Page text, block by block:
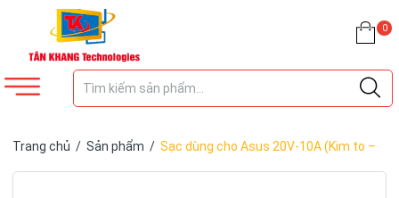
0
Trang chủ / Sản phẩm / Sạc dùng cho Asus 20V-10A (Kim to –